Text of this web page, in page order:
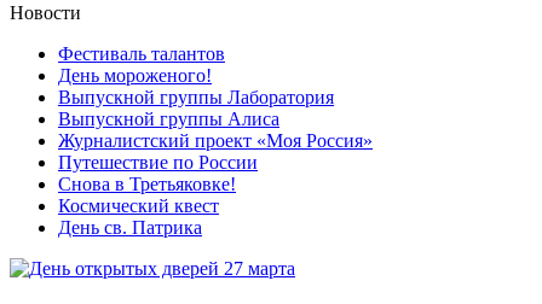
Новости
Фестиваль талантов
День мороженого!
Выпускной группы Лаборатория
Выпускной группы Алиса
Журналистский проект «Моя Россия»
Путешествие по России
Снова в Третьяковке!
Космический квест
День св. Патрика